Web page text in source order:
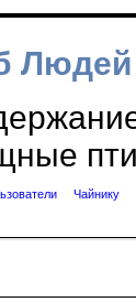
Чайнику